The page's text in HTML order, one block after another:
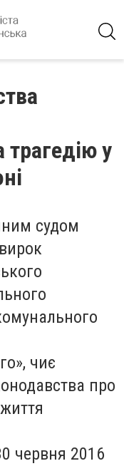
трагедію у
судом
чиє
про
червня 2016